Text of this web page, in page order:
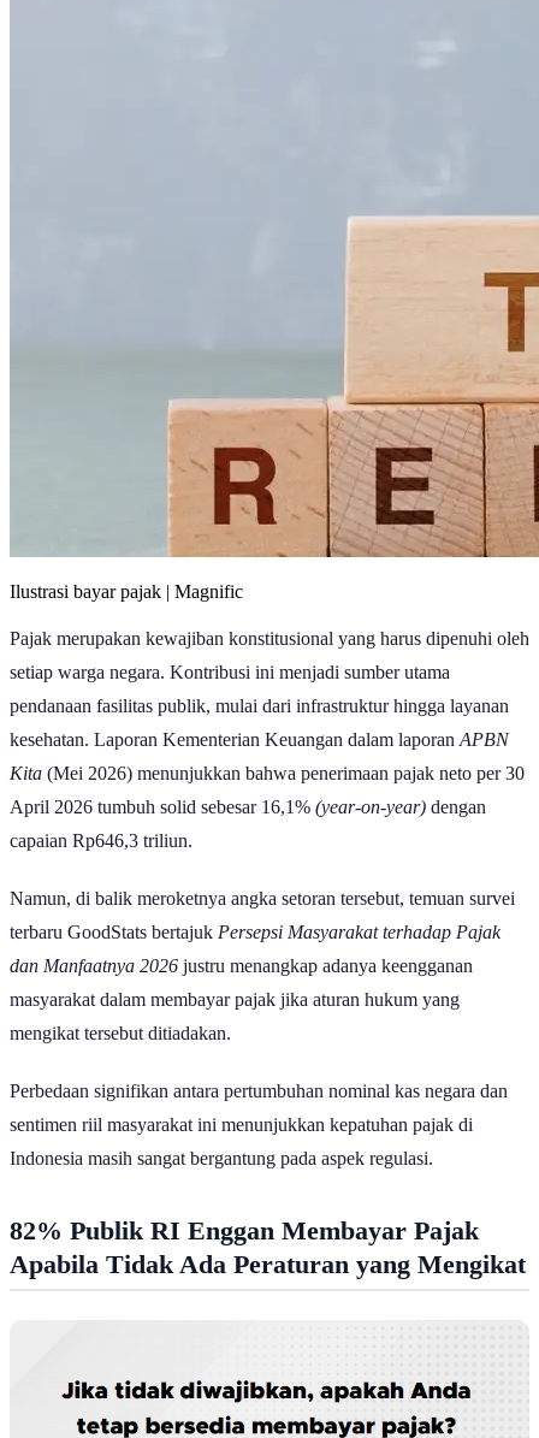
Ilustrasi bayar pajak | Magnific
Pajak merupakan kewajiban konstitusional yang harus dipenuhi oleh
setiap warga negara. Kontribusi ini menjadi sumber utama
pendanaan fasilitas publik, mulai dari infrastruktur hingga layanan
kesehatan. Laporan Kementerian Keuangan dalam laporan APBN
Kita (Mei 2026) menunjukkan bahwa penerimaan pajak neto per 30
April 2026 tumbuh solid sebesar 16,1% (year-on-year) dengan
capaian Rp646,3 triliun.
Namun, di balik meroketnya angka setoran tersebut, temuan survei
terbaru GoodStats bertajuk Persepsi Masyarakat terhadap Pajak
dan Manfaatnya 2026 justru menangkap adanya keengganan
masyarakat dalam membayar pajak jika aturan hukum yang
mengikat tersebut ditiadakan.
Perbedaan signifikan antara pertumbuhan nominal kas negara dan
sentimen riil masyarakat ini menunjukkan kepatuhan pajak di
Indonesia masih sangat bergantung pada aspek regulasi.
82% Publik RI Enggan Membayar Pajak
Apabila Tidak Ada Peraturan yang Mengikat